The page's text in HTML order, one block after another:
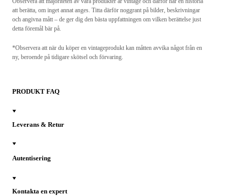
att berätta, om inget annat anges. Titta därför noggrant på bilder, beskrivningar
och angivna mått – de ger dig den bästa uppfattningen om vilken berättelse just
detta föremål bär på.
*Observera att när du köper en vintageprodukt kan måtten avvika något från en
ny, beroende på tidigare skötsel och förvaring.
PRODUKT FAQ
Leverans & Retur
Autentisering
Kontakta en expert